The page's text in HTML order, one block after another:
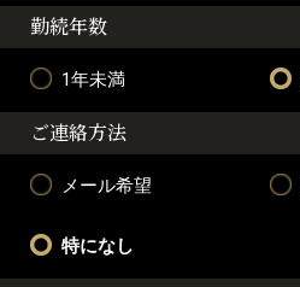
勤続年数
1年未満
ご連絡方法
メール希望
特になし